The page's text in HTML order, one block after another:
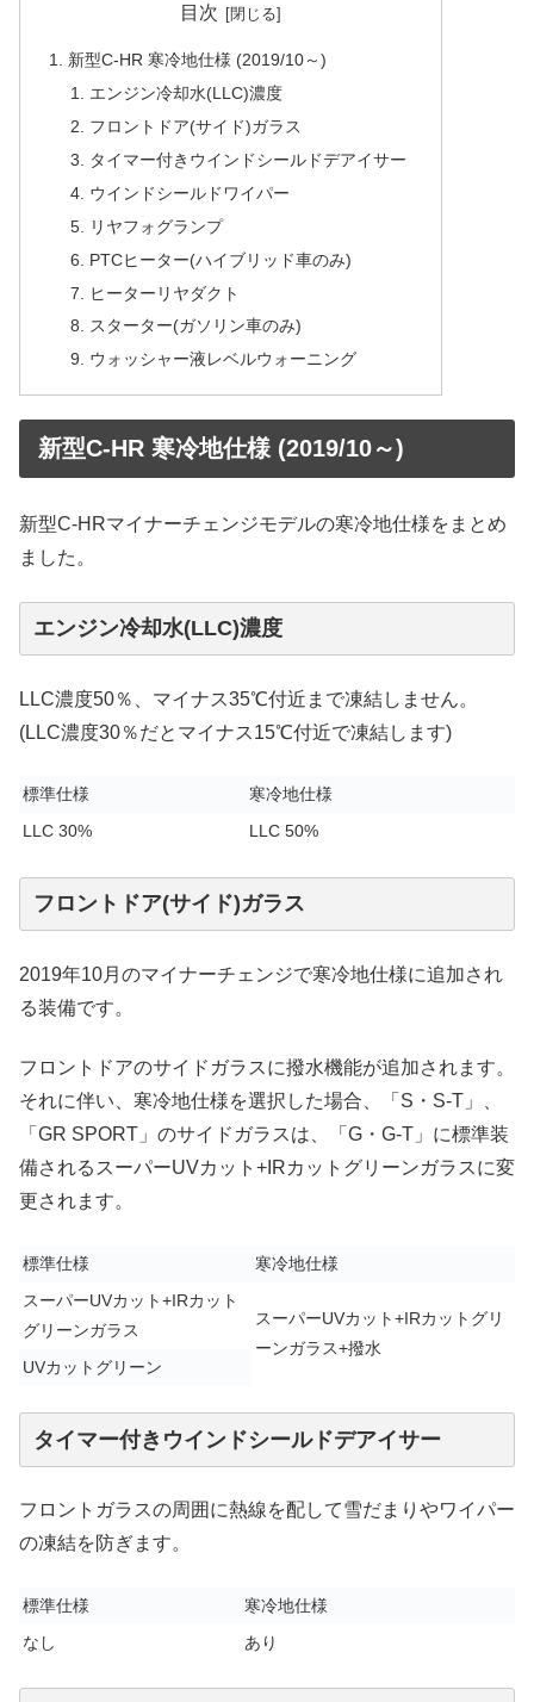
目次
新型C-HR 寒冷地仕様 (2019/10～)
エンジン冷却水(LLC)濃度
フロントドア(サイド)ガラス
タイマー付きウインドシールドデアイサー
ウインドシールドワイパー
リヤフォグランプ
PTCヒーター(ハイブリッド車のみ)
ヒーターリヤダクト
スターター(ガソリン車のみ)
ウォッシャー液レベルウォーニング
新型C-HR 寒冷地仕様 (2019/10～)
新型C-HRマイナーチェンジモデルの寒冷地仕様をまとめ
ました。
エンジン冷却水(LLC)濃度
LLC濃度50％、マイナス35℃付近まで凍結しません。
(LLC濃度30％だとマイナス15℃付近で凍結します)
標準仕様
寒冷地仕様
LLC 30%
LLC 50%
フロントドア(サイド)ガラス
2019年10月のマイナーチェンジで寒冷地仕様に追加され
る装備です。
フロントドアのサイドガラスに撥水機能が追加されます。
それに伴い、寒冷地仕様を選択した場合、「S・S-T」、
「GR SPORT」のサイドガラスは、「G・G-T」に標準装
備されるスーパーUVカット+IRカットグリーンガラスに変
更されます。
標準仕様
寒冷地仕様
スーパーUVカット+IRカット
グリーンガラス
スーパーUVカット+IRカットグリ
ーンガラス+撥水
UVカットグリーン
タイマー付きウインドシールドデアイサー
フロントガラスの周囲に熱線を配して雪だまりやワイパー
の凍結を防ぎます。
標準仕様
寒冷地仕様
なし
あり